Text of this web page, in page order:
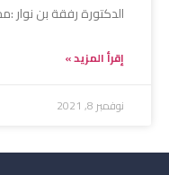
الدكتورة رفقة بن نوار
إقرأ المزيد »
نوفمبر 8, 2021